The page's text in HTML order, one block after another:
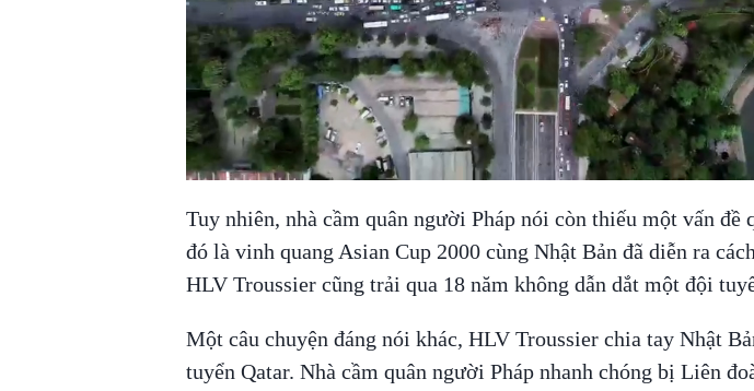
Tuy nhiên, nhà cầm quân người Pháp nói còn thiếu một vấn đề
đó là vinh quang Asian Cup 2000 cùng Nhật Bản đã diễn ra
HLV Troussier cũng trải qua 18 năm không dẫn dắt một đội
Một câu chuyện đáng nói khác, HLV Troussier chia tay Nhật
tuyển Qatar. Nhà cầm quân người Pháp nhanh chóng bị Liên